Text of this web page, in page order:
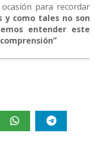
para recordar
y como tales no son
entender este